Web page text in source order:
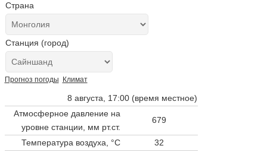
Страна
Станция (город)
Прогноз погоды Климат
8 августа, 17:00 (время местное)
Атмосферное давление на
уровне станции, мм рт.ст.
679
Температура воздуха, °C
32